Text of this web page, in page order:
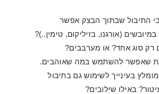
התיבול שבתוך הבצק אפשר
(אורגנו, בזיליקום, טימין..)?
שאפשר להשתמש במה שאוהבים.
בעינייך לשימוש גם בתיבול
באילו שילובים?